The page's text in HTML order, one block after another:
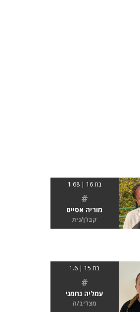
בת 16 | 1.68
#
מוריה אסייס
קבלן/נית
בת 15 | 1.6
#
עמליה נחמני
מצליב/ה